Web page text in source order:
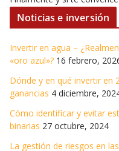
Noticias e inversión
Invertir en agua –
«oro azul»? 16 febrero,
Dónde y en qué invertir en
ganancias 4 diciembre,
Cómo identificar y evitar
binarias 27 octubre, 2024
La gestión de riesgos en